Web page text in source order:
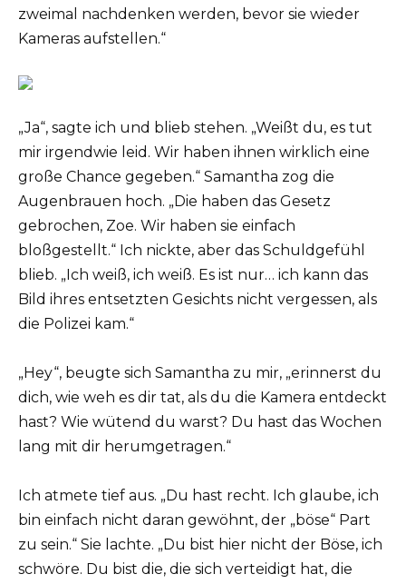
zweimal nachdenken werden, bevor sie wieder
Kameras aufstellen.“
„Ja“, sagte ich und blieb stehen. „Weißt du, es tut
mir irgendwie leid. Wir haben ihnen wirklich eine
große Chance gegeben.“ Samantha zog die
Augenbrauen hoch. „Die haben das Gesetz
gebrochen, Zoe. Wir haben sie einfach
bloßgestellt.“ Ich nickte, aber das Schuldgefühl
blieb. „Ich weiß, ich weiß. Es ist nur… ich kann das
Bild ihres entsetzten Gesichts nicht vergessen, als
die Polizei kam.“
„Hey“, beugte sich Samantha zu mir, „erinnerst du
dich, wie weh es dir tat, als du die Kamera entdeckt
hast? Wie wütend du warst? Du hast das Wochen
lang mit dir herumgetragen.“
Ich atmete tief aus. „Du hast recht. Ich glaube, ich
bin einfach nicht daran gewöhnt, der „böse“ Part
zu sein.“ Sie lachte. „Du bist hier nicht der Böse, ich
schwöre. Du bist die, die sich verteidigt hat, die